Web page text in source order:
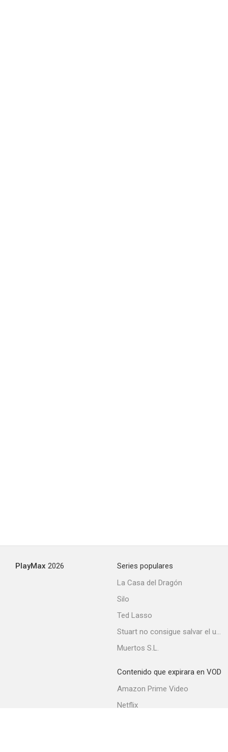
PlayMax 2026
Series populares
La Casa del Dragón
Silo
Ted Lasso
Stuart no consigue salvar el universo
Muertos S.L.
Contenido que expirara en VOD
Amazon Prime Video
Netflix